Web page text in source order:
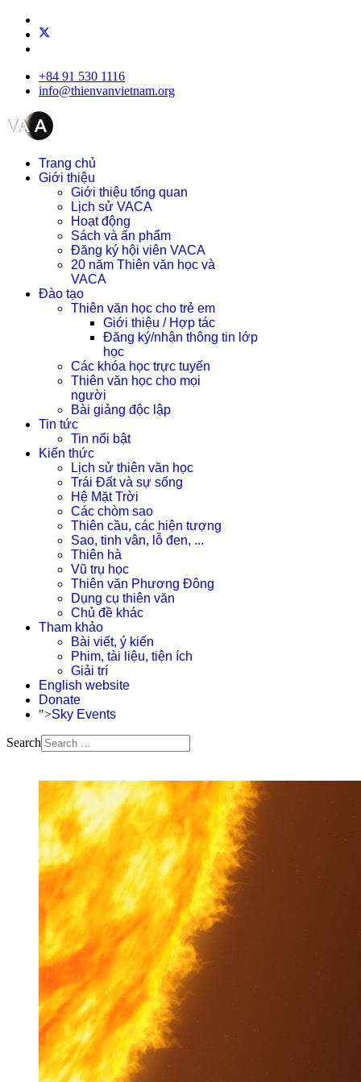
+84 91 530 1116
info@thienvanvietnam.org
Trang chủ
Giới thiệu
Giới thiệu tổng quan
Lịch sử VACA
Hoạt động
Sách và ấn phẩm
Đăng ký hội viên VACA
20 năm Thiên văn học và
VACA
Đào tạo
Thiên văn học cho trẻ em
Giới thiệu / Hợp tác
Đăng ký/nhận thông tin lớp
học
Các khóa học trực tuyến
Thiên văn học cho mọi
người
Bài giảng độc lập
Tin tức
Tin nổi bật
Kiến thức
Lịch sử thiên văn học
Trái Đất và sự sống
Hệ Mặt Trời
Các chòm sao
Thiên cầu, các hiện tượng
Sao, tinh vân, lỗ đen, ...
Thiên hà
Vũ trụ học
Thiên văn Phương Đông
Dụng cụ thiên văn
Chủ đề khác
Tham khảo
Bài viết, ý kiến
Phim, tài liệu, tiện ích
Giải trí
English website
Donate
">Sky Events
Search